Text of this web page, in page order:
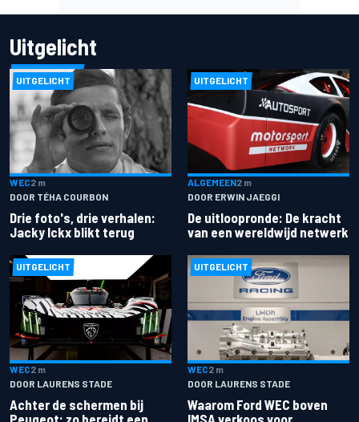
Uitgelicht
UITGELICHT
WEC2 m
DOOR TÉHA COURBON
Drie foto's, drie verhalen:
Jacky Ickx blikt terug
UITGELICHT
ALGEMEEN2 m
DOOR ERWIN JAEGGI
De uitloopronde: De kracht
van een wereldwijd netwerk
UITGELICHT
WEC2 m
DOOR LAURENS STADE
Achter de schermen bij
Peugeot: zo bereidt een
UITGELICHT
WEC2 m
DOOR LAURENS STADE
Waarom Ford WEC boven